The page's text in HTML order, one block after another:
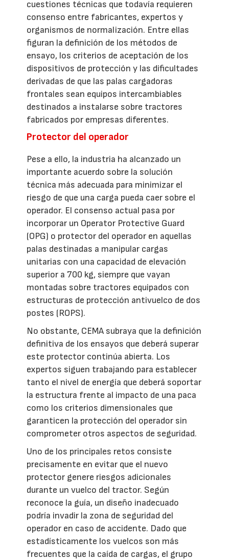
cuestiones técnicas que todavía requieren
consenso entre fabricantes, expertos y
organismos de normalización. Entre ellas
figuran la definición de los métodos de
ensayo, los criterios de aceptación de los
dispositivos de protección y las dificultades
derivadas de que las palas cargadoras
frontales sean equipos intercambiables
destinados a instalarse sobre tractores
fabricados por empresas diferentes.
Protector del operador
Pese a ello, la industria ha alcanzado un
importante acuerdo sobre la solución
técnica más adecuada para minimizar el
riesgo de que una carga pueda caer sobre el
operador. El consenso actual pasa por
incorporar un Operator Protective Guard
(OPG) o protector del operador en aquellas
palas destinadas a manipular cargas
unitarias con una capacidad de elevación
superior a 700 kg, siempre que vayan
montadas sobre tractores equipados con
estructuras de protección antivuelco de dos
postes (ROPS).
No obstante, CEMA subraya que la definición
definitiva de los ensayos que deberá superar
este protector continúa abierta. Los
expertos siguen trabajando para establecer
tanto el nivel de energía que deberá soportar
la estructura frente al impacto de una paca
como los criterios dimensionales que
garanticen la protección del operador sin
comprometer otros aspectos de seguridad.
Uno de los principales retos consiste
precisamente en evitar que el nuevo
protector genere riesgos adicionales
durante un vuelco del tractor. Según
reconoce la guía, un diseño inadecuado
podría invadir la zona de seguridad del
operador en caso de accidente. Dado que
estadísticamente los vuelcos son más
frecuentes que la caída de cargas, el grupo